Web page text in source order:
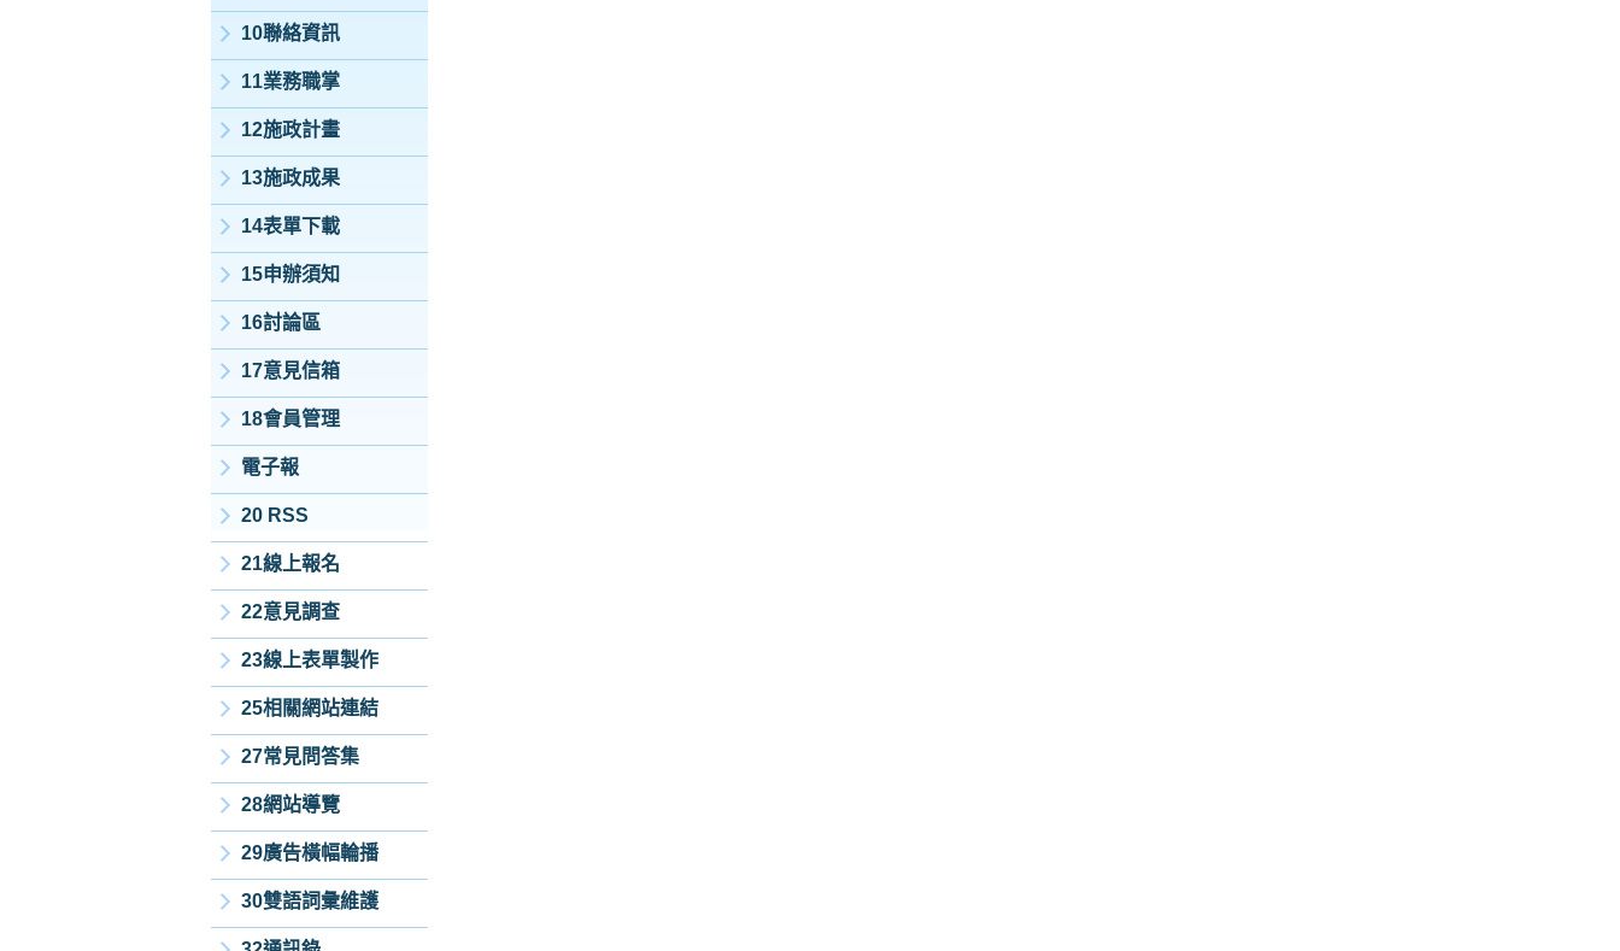
10聯絡資訊
11業務職掌
12施政計畫
13施政成果
14表單下載
15申辦須知
16討論區
17意見信箱
18會員管理
電子報
20 RSS
21線上報名
22意見調查
23線上表單製作
25相關網站連結
27常見問答集
28網站導覽
29廣告橫幅輪播
30雙語詞彙維護